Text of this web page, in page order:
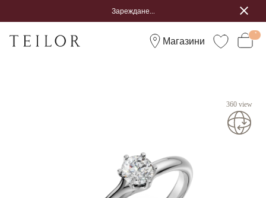
Зареждане...
Магазини
360 view